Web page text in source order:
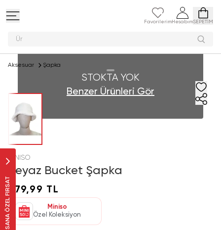
Favorilerim HesabımSEPETİM
P
SANA ÖZEL FIRSAT
Aksesuar Şapka
STOKTA YOK
Benzer Ürünleri Gör
MINISO
Beyaz Bucket Şapka
379,99 TL
Miniso
Özel Koleksiyon